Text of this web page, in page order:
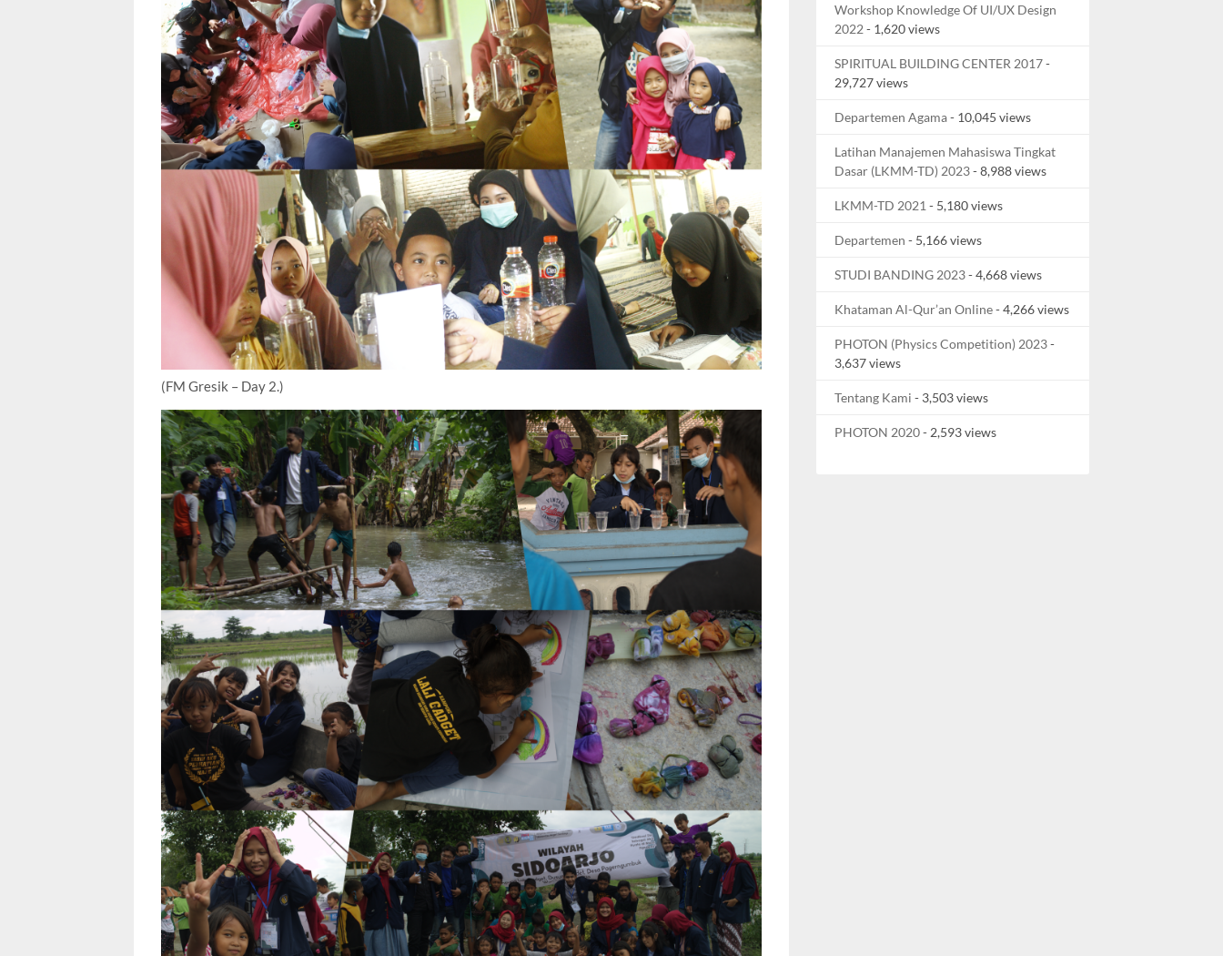
(FM Gresik – Day 2.)
Workshop Knowledge Of UI/UX Design
2022 - 1,620 views
SPIRITUAL BUILDING CENTER 2017-
29,727 views
Departemen Agama- 10,045 views
Latihan Manajemen Mahasiswa Tingkat
Dasar (LKMM-TD) 2023- 8,988 views
LKMM-TD 2021 - 5,180 views
Departemen - 5,166 views
STUDI BANDING 2023- 4,668 views
Khataman Al-Qur’an Online- 4,266 views
PHOTON (Physics Competition) 2023-
3,637 views
Tentang Kami - 3,503 views
PHOTON 2020- 2,593 views